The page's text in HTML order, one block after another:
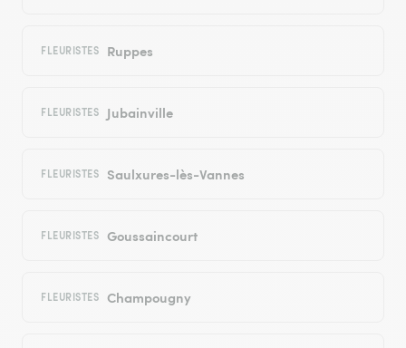
FLEURISTES Ruppes
FLEURISTES Jubainville
FLEURISTES Saulxures-lès-Vannes
FLEURISTES Goussaincourt
FLEURISTES Champougny